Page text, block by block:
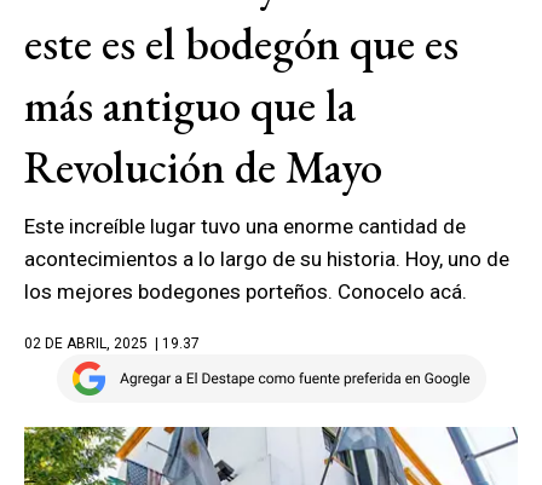
este es el bodegón que es
más antiguo que la
Revolución de Mayo
Este increíble lugar tuvo una enorme cantidad de
acontecimientos a lo largo de su historia. Hoy, uno de
los mejores bodegones porteños. Conocelo acá.
02 DE ABRIL, 2025 | 19.37